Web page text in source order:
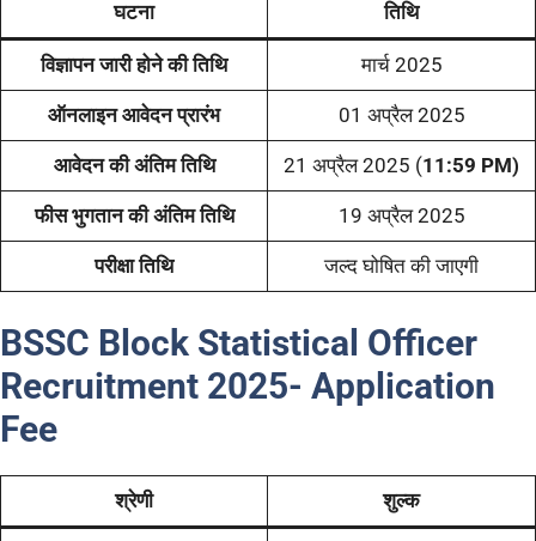
घटना तिथि
विज्ञापन जारी होने की तिथि मार्च 2025
ऑनलाइन आवेदन प्रारंभ 01 अप्रैल 2025
आवेदन की अंतिम तिथि 21 अप्रैल 2025 (11:59 PM)
फीस भुगतान की अंतिम तिथि 19 अप्रैल 2025
परीक्षा तिथि जल्द घोषित की जाएगी
BSSC Block Statistical Officer
Recruitment 2025- Application
Fee
श्रेणी शुल्क